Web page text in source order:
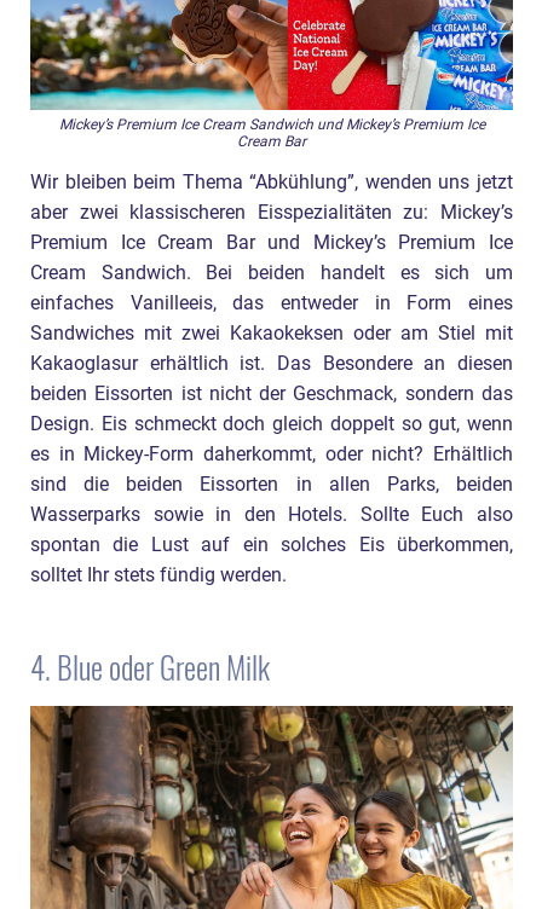
Mickey’s Premium Ice Cream Sandwich und Mickey’s Premium Ice
Cream Bar
Wir bleiben beim Thema “Abkühlung”, wenden uns jetzt
aber zwei klassischeren Eisspezialitäten zu: Mickey’s
Premium Ice Cream Bar und Mickey’s Premium Ice
Cream Sandwich. Bei beiden handelt es sich um
einfaches Vanilleeis, das entweder in Form eines
Sandwiches mit zwei Kakaokeksen oder am Stiel mit
Kakaoglasur erhältlich ist. Das Besondere an diesen
beiden Eissorten ist nicht der Geschmack, sondern das
Design. Eis schmeckt doch gleich doppelt so gut, wenn
es in Mickey-Form daherkommt, oder nicht? Erhältlich
sind die beiden Eissorten in allen Parks, beiden
Wasserparks sowie in den Hotels. Sollte Euch also
spontan die Lust auf ein solches Eis überkommen,
solltet Ihr stets fündig werden.
4. Blue oder Green Milk